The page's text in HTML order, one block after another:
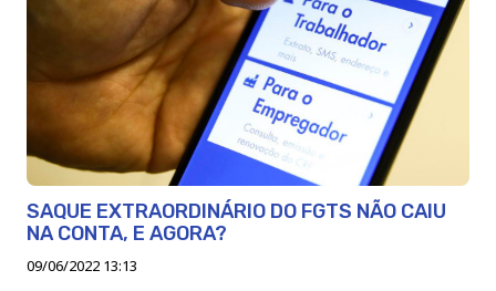
SAQUE EXTRAORDINÁRIO DO FGTS NÃO CAIU
NA CONTA, E AGORA?
09/06/2022 13:13